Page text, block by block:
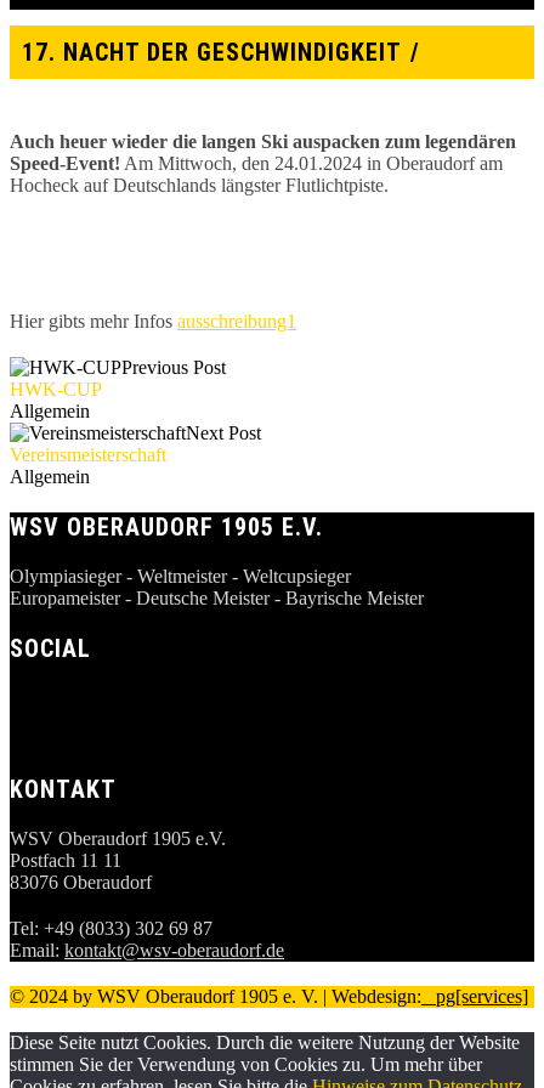
17. NACHT DER GESCHWINDIGKEIT
Auch heuer wieder die langen Ski auspacken zum legendären
Speed-Event! Am Mittwoch, den 24.01.2024 in Oberaudorf am
Hocheck auf Deutschlands längster Flutlichtpiste.
Hier gibts mehr Infos ausschreibung1
Previous Post
HWK-CUP
Allgemein
Next Post
Vereinsmeisterschaft
Allgemein
WSV OBERAUDORF 1905 E.V.
Olympiasieger - Weltmeister - Weltcupsieger
Europameister - Deutsche Meister - Bayrische Meister
SOCIAL
KONTAKT
WSV Oberaudorf 1905 e.V.
Postfach 11 11
83076 Oberaudorf
Tel: +49 (8033) 302 69 87
Email: kontakt@wsv-oberaudorf.de
© 2024 by WSV Oberaudorf 1905 e. V. | Webdesign: _ pg[services]
Diese Seite nutzt Cookies. Durch die weitere Nutzung der Website
stimmen Sie der Verwendung von Cookies zu. Um mehr über